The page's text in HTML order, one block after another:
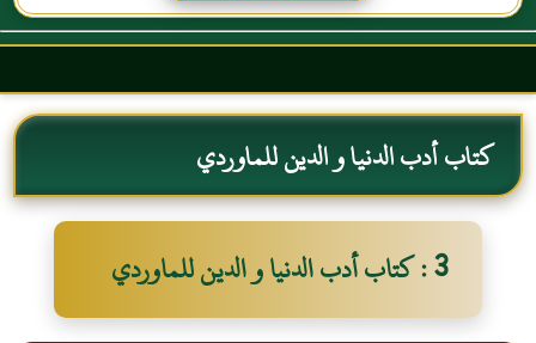
كتاب أدب الدنيا و الدين للماوردي
3 : كتاب أدب الدنيا و الدين للماوردي